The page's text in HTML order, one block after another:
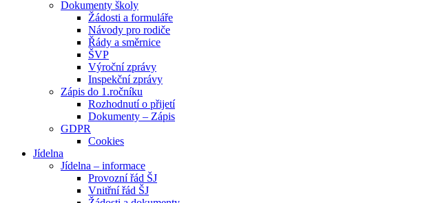
Dokumenty školy
Žádosti a formuláře
Návody pro rodiče
Řády a směrnice
ŠVP
Výroční zprávy
Inspekční zprávy
Zápis do 1.ročníku
Rozhodnutí o přijetí
Dokumenty – Zápis
GDPR
Cookies
Jídelna
Jídelna – informace
Provozní řád ŠJ
Vnitřní řád ŠJ